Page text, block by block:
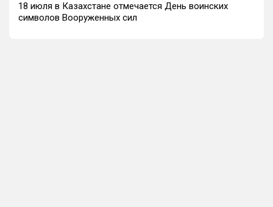
18 июля в Казахстане отмечается День воинских
символов Вооруженных сил